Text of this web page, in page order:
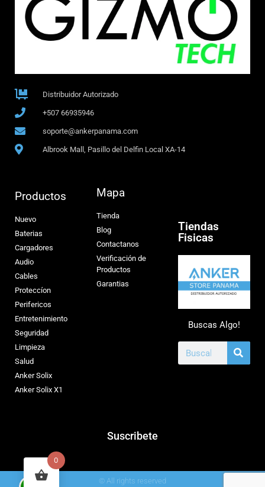
Distribuidor Autorizado
+507 66935946
soporte@ankerpanama.com
Albrook Mall, Pasillo del Delfin Local XA-14
Productos
Nuevo
Baterias
Cargadores
Audio
Cables
Proteccíon
Perifericos
Entretenimiento
Seguridad
Limpieza
Salud
Anker Solix
Anker Solix X1
Mapa
Tienda
Blog
Contactanos
Verificación de
Productos
Garantias
Tiendas
Fisicas
Buscas Algo!
Suscribete
© All rights reserved
0